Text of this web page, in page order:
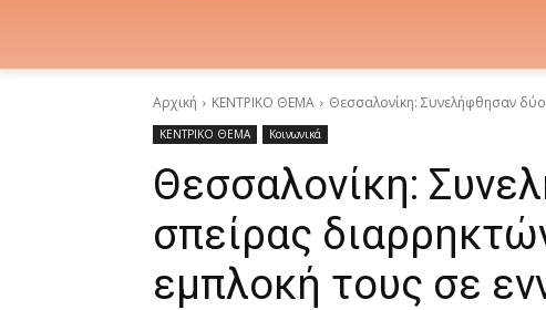
Αρχική ΚΕΝΤΡΙΚΟ ΘΕΜΑ Θεσσαλονίκη: Συνελήφθησαν δύο
ΚΕΝΤΡΙΚΟ ΘΕΜΑ Κοινωνικά
Θεσσαλονίκη:
σπείρας
εμπλοκή τους σε